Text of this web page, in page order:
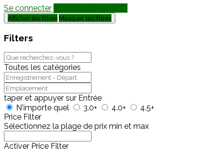
Se connecter
Afficher les filtres Masquer les filtres
Filters
Toutes les catégories
taper et appuyer sur Entrée
N'importe quel
3.0+ 4.0+
4.5+
Price Filter
Sélectionnez la plage de prix min et max
Activer Price Filter